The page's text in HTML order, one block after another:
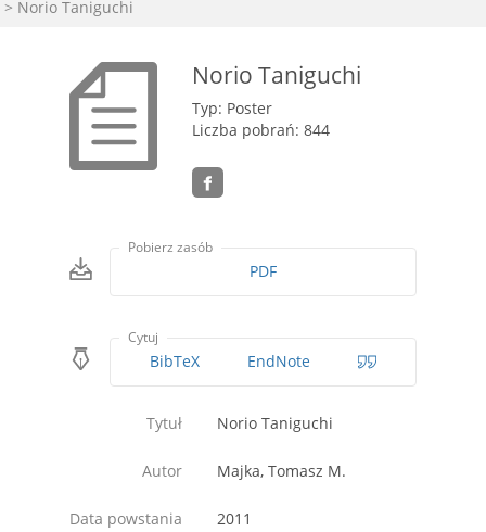
> Norio Taniguchi
Norio Taniguchi
Typ: Poster
Liczba pobrań: 844
Pobierz zasób
PDF
Cytuj
BibTeX EndNote
Tytuł Norio Taniguchi
Autor Majka, Tomasz M.
Data powstania 2011